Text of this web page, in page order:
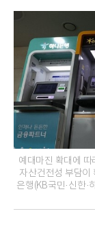
예대마진 확대에
자산건전성 부담이
은행(KB국민·신한·